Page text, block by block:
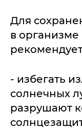
Для
в
- избегать
солнечных
разрушают